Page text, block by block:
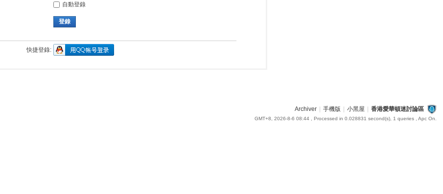
自動登錄
登錄
快捷登錄:
Archiver 手機版 小黑屋 香港愛華頓迷討論區
GMT+8, 2026-8-6 08:44, Processed in 0.028831 second(s), 1 queries , Apc On.